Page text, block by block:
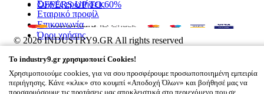
OFFERS UP TO 60%
Συχνές ερωτήσεις
Εταιρικό προφίλ
Επικοινωνία
Όροι χρήσης
© 2026INDUSTRY9.GR All rights reserved
× Το Καλάθι Σου
0
Βάλε κάτι στο καλάθι σου
To industry9.gr χρησιμοποιεί Cookies!
Χρησιμοποιούμε cookies, για να σου προσφέρουμε προσωποποιημένη εμπειρία
περιήγησης. Κάνε «κλικ» στο κουμπί «Αποδοχή Όλων» και βοήθησέ μας να
προσαρμόσουμε τις προτάσεις μας αποκλειστικά στο περιεχόμενο που σε